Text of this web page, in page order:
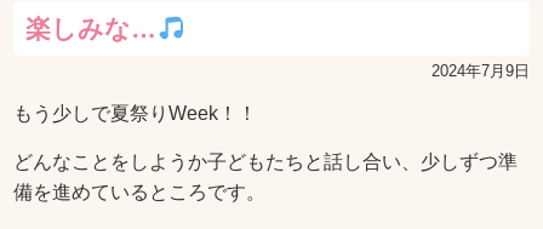
楽しみな…
2024年7月9日
もう少しで夏祭りWeek！！
どんなことをしようか子どもたちと話し合い、少しずつ準
備を進めているところです。